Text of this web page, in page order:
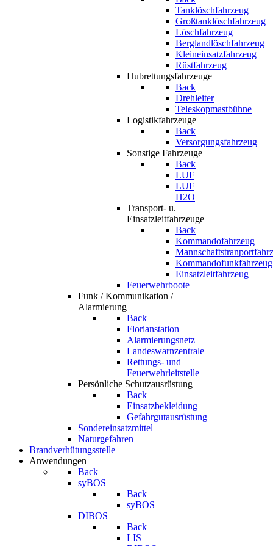
Tanklöschfahrzeug
Großtanklöschfahrzeug
Löschfahrzeug
Berglandlöschfahrzeug
Kleineinsatzfahrzeug
Rüstfahrzeug
Hubrettungsfahrzeuge
Back
Drehleiter
Teleskopmastbühne
Logistikfahrzeuge
Back
Versorgungsfahrzeug
Sonstige Fahrzeuge
Back
LUF
LUF
H2O
Transport- u.
Einsatzleitfahrzeuge
Back
Kommandofahrzeug
Kommandofunkfahrzeug
Einsatzleitfahrzeug
Feuerwehrboote
Funk / Kommunikation /
Alarmierung
Back
Florianstation
Alarmierungsnetz
Landeswarnzentrale
Rettungs- und
Feuerwehrleitstelle
Persönliche Schutzausrüstung
Back
Einsatzbekleidung
Gefahrgutausrüstung
Sondereinsatzmittel
Naturgefahren
Brandverhütungsstelle
Anwendungen
Back
syBOS
Back
syBOS
DIBOS
Back
LIS